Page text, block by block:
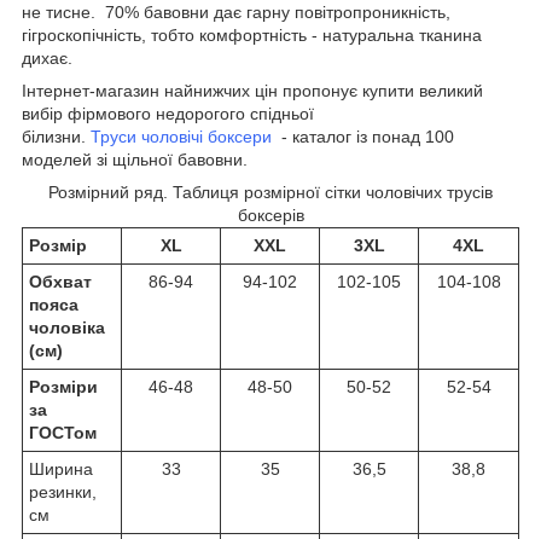
не тисне. 70% бавовни дає гарну повітропроникність,
гігроскопічність, тобто комфортність - натуральна тканина
дихає.
Інтернет-магазин найнижчих цін пропонує купити великий
вибір фірмового недорогого спідньої
білизни. Труси чоловічі боксери - каталог із понад 100
моделей зі щільної бавовни.
Розмірний ряд. Таблиця розмірної сітки чоловічих трусів
боксерів
Розмір
XL XXL 3XL
4XL
Обхват
пояса
чоловіка
(см)
86-94 94-102 102-105 104-108
Розміри
за
ГОСТом
46-48 48-50 50-52 52-54
Ширина
резинки,
см
33 35 36,5 38,8